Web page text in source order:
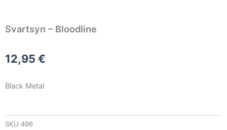
Svartsyn – Bloodline
12,95 €
Black Metal
SKU 496